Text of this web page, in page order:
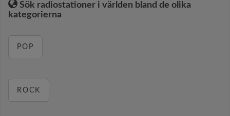
Sök radiostationer i världen bland de olika
kategorierna
POP
ROCK